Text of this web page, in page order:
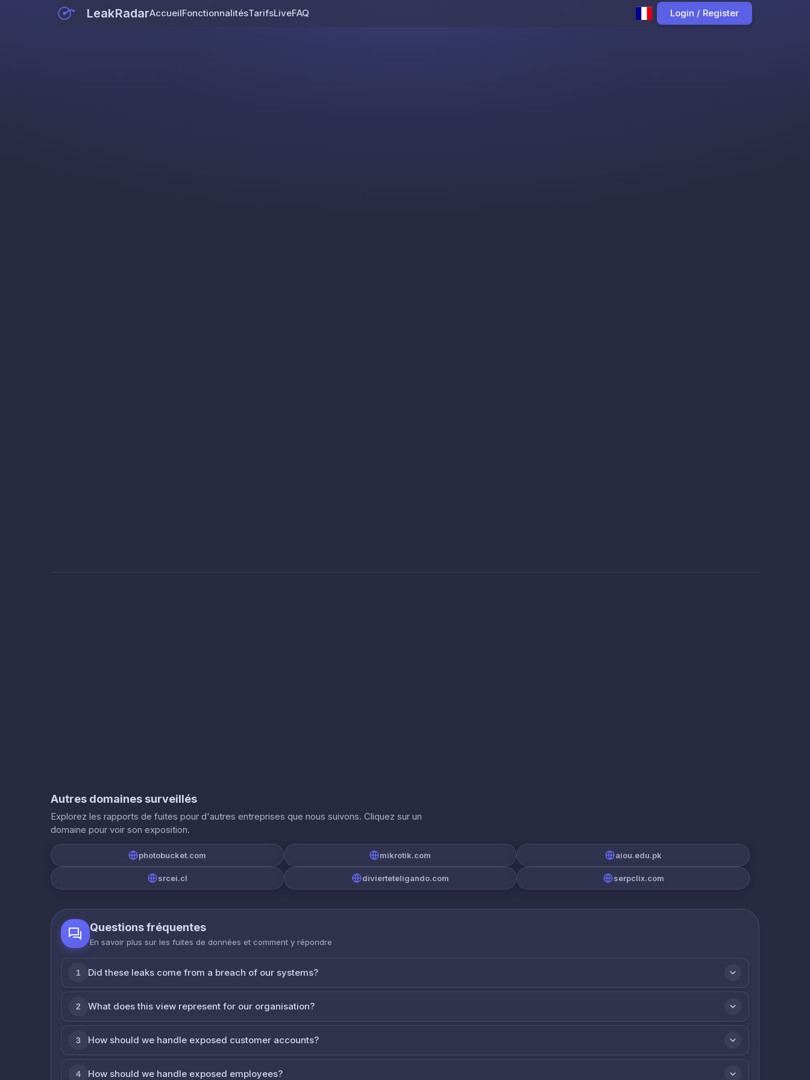
LeakRadarAccueilFonctionnalitésTarifsLiveFAQ Login / Register
Autres domaines surveillés
Explorez les rapports de fuites pour d'autres entreprises que nous suivons. Cliquez sur un
domaine pour voir son exposition.
photobucket.com mikrotik.com aiou.edu.pk
srcei.cl divierteteligando.com serpclix.com
Questions fréquentes
En savoir plus sur les fuites de données et comment y répondre
1 Did these leaks come from a breach of our systems?
2 What does this view represent for our organisation?
3 How should we handle exposed customer accounts?
4 How should we handle exposed employees?